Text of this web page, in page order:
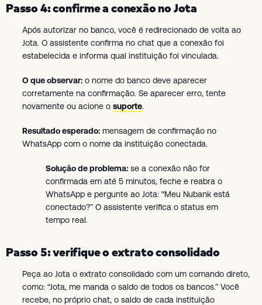
Passo 4: confirme a conexão no Jota
Após autorizar no banco, você é redirecionado de volta ao
Jota. O assistente confirma no chat que a conexão foi
estabelecida e informa qual instituição foi vinculada.
O que observar: o nome do banco deve aparecer
corretamente na confirmação. Se aparecer erro, tente
novamente ou acione o suporte.
Resultado esperado: mensagem de confirmação no
WhatsApp com o nome da instituição conectada.
Solução de problema: se a conexão não for
confirmada em até 5 minutos, feche e reabra o
WhatsApp e pergunte ao Jota: “Meu Nubank está
conectado?” O assistente verifica o status em
tempo real.
Passo 5: verifique o extrato consolidado
Peça ao Jota o extrato consolidado com um comando direto,
como: “Jota, me manda o saldo de todos os bancos.” Você
recebe, no próprio chat, o saldo de cada instituição